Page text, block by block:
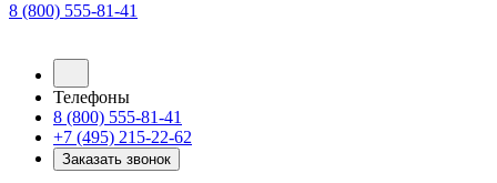
8 (800) 555-81-41
Телефоны
8 (800) 555-81-41
+7 (495) 215-22-62
Заказать звонок